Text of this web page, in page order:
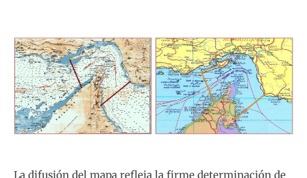
La difusión del mapa refleja la firme determinación de